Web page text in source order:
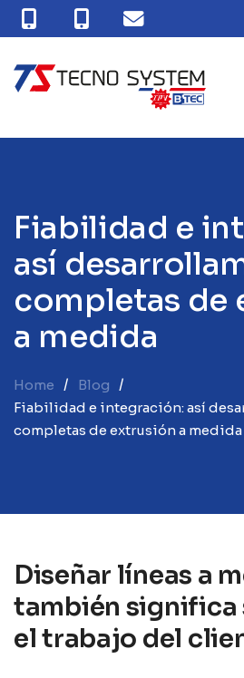
Fiabilidad e int
así desarrolla
completas de
a medida
Home
Blog
Fiabilidad e integración: así
completas de extrusión a medida
Diseñar líneas a
también
el trabajo del